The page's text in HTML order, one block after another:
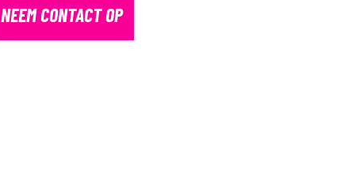
NEEM CONTACT OP